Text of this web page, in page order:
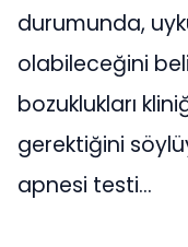
durumunda,
olabileceğini
bozuklukları
gerektiğini
apnesi testi…